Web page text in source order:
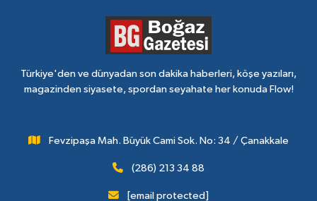
Türkiye'den ve dünyadan son dakika haberleri, köşe yazıları,
magazinden siyasete, spordan seyahate her konuda Flow!
Fevzipaşa Mah. Büyük Cami Sok. No: 34 / Çanakkale
(286) 213 34 88
[email protected]